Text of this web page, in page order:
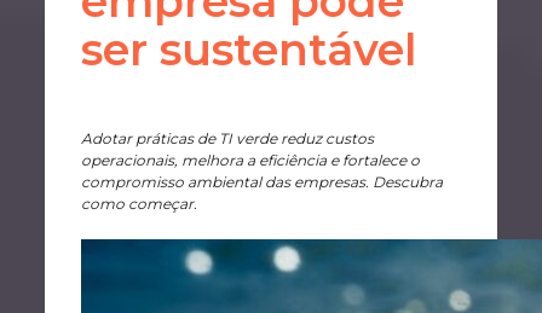
ser sustentável
Adotar práticas de TI verde reduz custos
operacionais, melhora a eficiência e fortalece o
compromisso ambiental das empresas. Descubra
como começar.